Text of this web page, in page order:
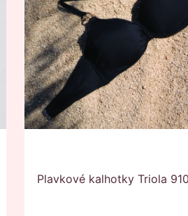
Plavkové kalhotky Triola